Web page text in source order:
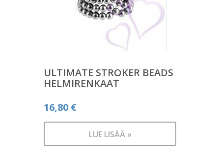
ULTIMATE STROKER BEADS
HELMIRENKAAT
16,80 €
LUE LISÄÄ »